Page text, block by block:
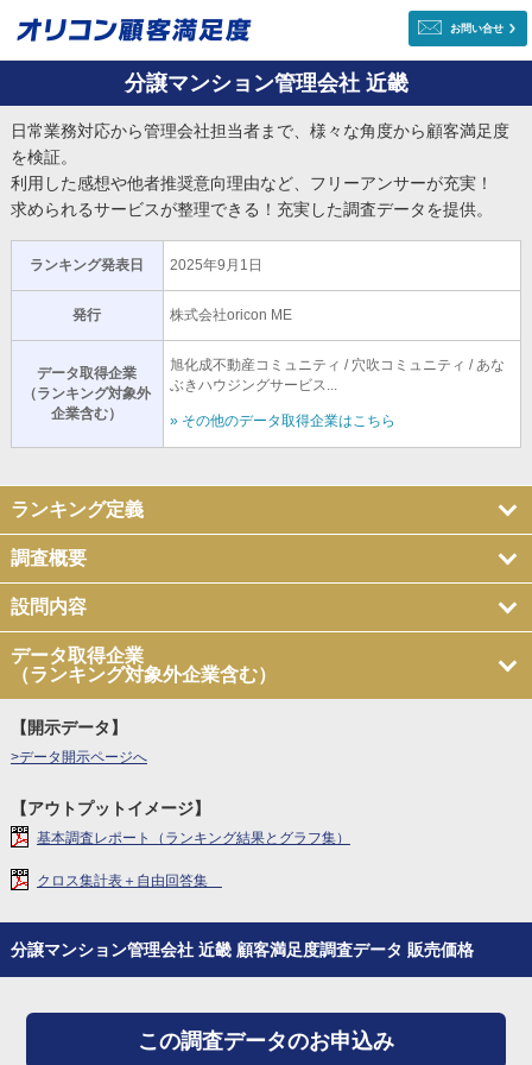
お問い合せ
分譲マンション管理会社 近畿
日常業務対応から管理会社担当者まで、様々な角度から顧客満足度
を検証。
利用した感想や他者推奨意向理由など、フリーアンサーが充実！
求められるサービスが整理できる！充実した調査データを提供。
ランキング発表日 2025年9月1日
発行 株式会社oricon ME
データ取得企業
（ランキング対象外
企業含む）
旭化成不動産コミュニティ / 穴吹コミュニティ / あな
ぶきハウジングサービス...
» その他のデータ取得企業はこちら
ランキング定義
調査概要
設問内容
データ取得企業
（ランキング対象外企業含む）
【開示データ】
>データ開示ページへ
【アウトプットイメージ】
基本調査レポート（ランキング結果とグラフ集）
クロス集計表＋自由回答集
分譲マンション管理会社 近畿 顧客満足度調査データ 販売価格